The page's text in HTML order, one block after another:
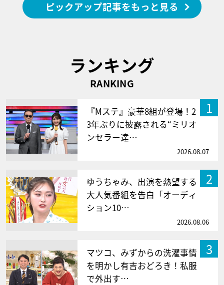
ピックアップ記事をもっと見る
ランキング
RANKING
1
『Mステ』豪華8組が登場！2
3年ぶりに披露される“ミリオ
ンセラー達…
2026.08.07
2
ゆうちゃみ、出演を熱望する
大人気番組を告白「オーディ
ション10…
2026.08.06
3
マツコ、みずからの洗濯事情
を明かし有吉おどろき！私服
で外出す…